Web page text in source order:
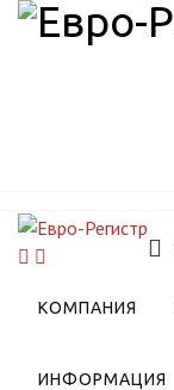
КОМПАНИЯ
ИНФОРМАЦИЯ